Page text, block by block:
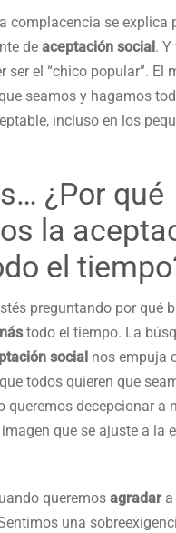
complacencia se explica
deaceptación social .
ser el “chico popular”. El
seamos y hagamos
incluso en los
¿Por qué
la
el
preguntando por qué
todo el tiempo. La
social nos empuja
todos quieren que
queremos decepcionar a
que se ajuste a la
queremos agradar
una